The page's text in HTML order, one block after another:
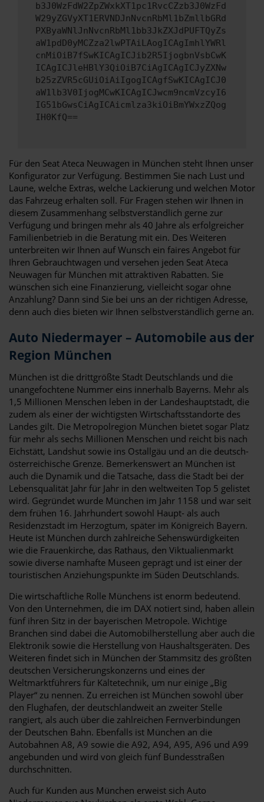
b3J0WzFdW2ZpZWxkXT1pc1RvcCZzb3J0WzFd
W29yZGVyXT1ERVNDJnNvcnRbMl1bZmllbGRd
PXByaWNlJnNvcnRbMl1bb3JkZXJdPUFTQyZs
aW1pdD0yMCZza2lwPTAiLAogICAgImhlYWRl
cnMiOiB7fSwKICAgICJib2R5IjogbnVsbCwK
ICAgICJleHBlY3QiOiB7CiAgICAgICJyZXNw
b25zZVR5cGUiOiAiIgogICAgfSwKICAgICJ0
aW1lb3V0IjogMCwKICAgICJwcm9ncmVzcyI6
IG51bGwsCiAgICAicmlza3kiOiBmYWxzZQog
IH0KfQ==
Für den Seat Ateca Neuwagen in München steht Ihnen unser
Konfigurator zur Verfügung. Bestimmen Sie nach Lust und
Laune, welche Extras, welche Lackierung und welchen Motor
das Fahrzeug erhalten soll. Für Fragen stehen wir Ihnen in
diesem Zusammenhang selbstverständlich gerne zur
Verfügung und bringen mehr als 40 Jahre als erfolgreicher
Familienbetrieb in die Beratung mit ein. Des Weiteren
unterbreiten wir Ihnen auf Wunsch ein faires Angebot für
Ihren Gebrauchtwagen und versehen jeden Seat Ateca
Neuwagen für München mit attraktiven Rabatten. Sie
wünschen sich eine Finanzierung, vielleicht sogar ohne
Anzahlung? Dann sind Sie bei uns an der richtigen Adresse,
denn auch dies bieten wir Ihnen selbstverständlich gerne an.
Auto Niedermayer – Automobile aus der
Region München
München ist die drittgrößte Stadt Deutschlands und die
unangefochtene Nummer eins innerhalb Bayerns. Mehr als
1,5 Millionen Menschen leben in der Landeshauptstadt, die
zudem als einer der wichtigsten Wirtschaftsstandorte des
Landes gilt. Die Metropolregion München bietet sogar Platz
für mehr als sechs Millionen Menschen und reicht bis nach
Eichstätt, Landshut sowie ins Ostallgäu und an die deutsch-
österreichische Grenze. Bemerkenswert an München ist
auch die Dynamik und die Tatsache, dass die Stadt bei der
Lebensqualität Jahr für Jahr in den weltweiten Top 5 gelistet
wird. Gegründet wurde München im Jahr 1158 und war seit
dem frühen 16. Jahrhundert sowohl Haupt- als auch
Residenzstadt im Herzogtum, später im Königreich Bayern.
Heute ist München durch zahlreiche Sehenswürdigkeiten
wie die Frauenkirche, das Rathaus, den Viktualienmarkt
sowie diverse namhafte Museen geprägt und ist einer der
touristischen Anziehungspunkte im Süden Deutschlands.
Die wirtschaftliche Rolle Münchens ist enorm bedeutend.
Von den Unternehmen, die im DAX notiert sind, haben allein
fünf ihren Sitz in der bayerischen Metropole. Wichtige
Branchen sind dabei die Automobilherstellung aber auch die
Elektronik sowie die Herstellung von Haushaltsgeräten. Des
Weiteren findet sich in München der Stammsitz des größten
deutschen Versicherungskonzerns und eines der
Weltmarktführers für Kältetechnik, um nur einige „Big
Player“ zu nennen. Zu erreichen ist München sowohl über
den Flughafen, der deutschlandweit an zweiter Stelle
rangiert, als auch über die zahlreichen Fernverbindungen
der Deutschen Bahn. Ebenfalls ist München an die
Autobahnen A8, A9 sowie die A92, A94, A95, A96 und A99
angebunden und wird von gleich fünf Bundesstraßen
durchschnitten.
Auch für Kunden aus München erweist sich Auto